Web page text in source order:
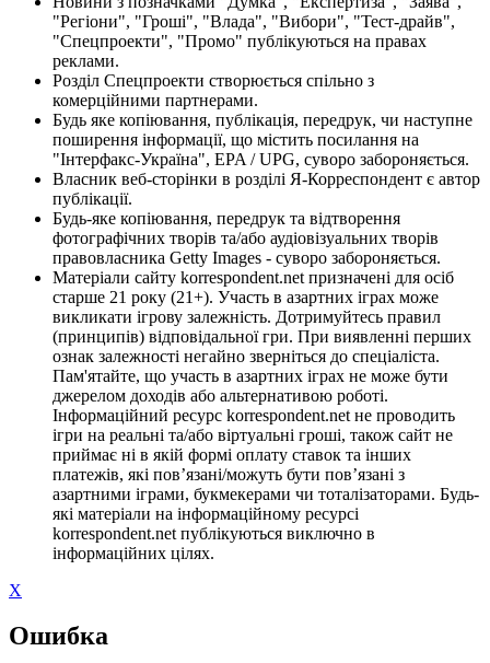
"Регіони", "Гроші", "Влада", "Вибори", "Тест-драйв",
"Спецпроекти", "Промо" публікуються на правах
реклами.
Розділ Спецпроекти створюється спільно з
комерційними партнерами.
Будь яке копіювання, публікація, передрук, чи наступне
поширення інформації, що містить посилання на
"Інтерфакс-Україна", EPA / UPG, суворо забороняється.
Власник веб-сторінки в розділі Я-Корреспондент є автор
публікації.
Будь-яке копіювання, передрук та відтворення
фотографічних творів та/або аудіовізуальних творів
правовласника Getty Images - суворо забороняється.
Матеріали сайту korrespondent.net призначені для осіб
старше 21 року (21+). Участь в азартних іграх може
викликати ігрову залежність. Дотримуйтесь правил
(принципів) відповідальної гри. При виявленні перших
ознак залежності негайно зверніться до спеціаліста.
Пам'ятайте, що участь в азартних іграх не може бути
джерелом доходів або альтернативою роботі.
Інформаційний ресурс korrespondent.net не проводить
ігри на реальні та/або віртуальні гроші, також сайт не
приймає ні в якій формі оплату ставок та інших
платежів, які пов’язані/можуть бути пов’язані з
азартними іграми, букмекерами чи тоталізаторами. Будь-
які матеріали на інформаційному ресурсі
korrespondent.net публікуються виключно в
інформаційних цілях.
X
Ошибка